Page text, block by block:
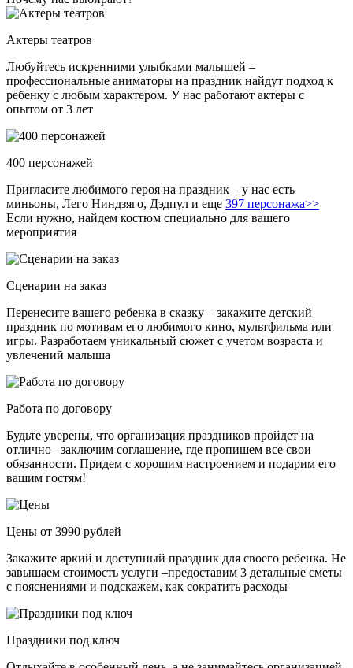
Актеры театров
Любуйтесь искренними улыбками малышей –
профессиональные аниматоры на праздник найдут подход к
ребенку с любым характером. У нас работают актеры с
опытом от 3 лет
400 персонажей
Пригласите любимого героя на праздник – у нас есть
миньоны, Лего Ниндзяго, Дэдпул и еще 397 персонажа>>
Если нужно, найдем костюм специально для вашего
мероприятия
Сценарии на заказ
Перенесите вашего ребенка в сказку – закажите детский
праздник по мотивам его любимого кино, мультфильма или
игры. Разработаем уникальный сюжет с учетом возраста и
увлечений малыша
Работа по договору
Будьте уверены, что организация праздников пройдет на
отлично– заключим соглашение, где пропишем все свои
обязанности. Придем с хорошим настроением и подарим его
вашим гостям!
Цены от 3990 рублей
Закажите яркий и доступный праздник для своего ребенка. Не
завышаем стоимость услуги –предоставим 3 детальные сметы
с пояснениями и подскажем, как сократить расходы
Праздники под ключ